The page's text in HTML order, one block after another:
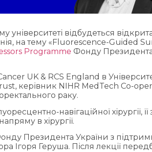
відбудеться
на тему «Fluorescence-Guided
Programme Фонду
UK & RCS England в
керівник NIHR MedTech Co-
раку.
навігаційної хірургії,
в хірургії.
Президента України з
Геруша. Після лекції